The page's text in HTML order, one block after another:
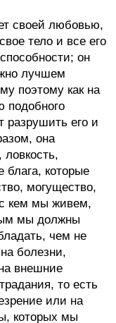
своей любовью,
тело и все его
он
лучшем
поэтому как на
подобного
разрушить его и
она
ловкость,
блага, которые
могущество,
с кем мы живем,
мы должны
чем не
болезни,
внешние
то есть
или на
которых мы